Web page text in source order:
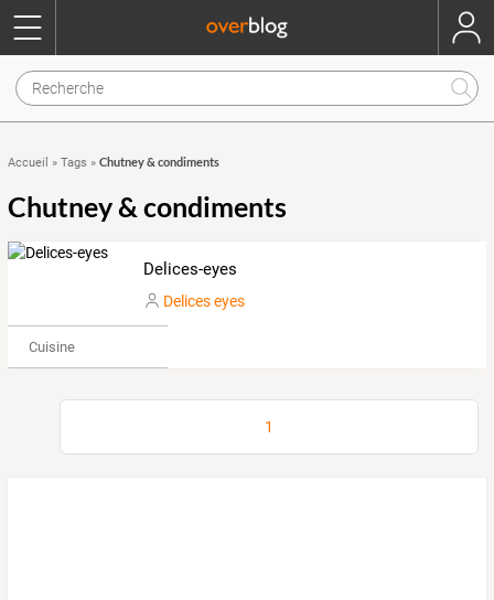
Accueil » Tags » Chutney & condiments
Chutney & condiments
Delices-eyes
Delices eyes
Cuisine
1